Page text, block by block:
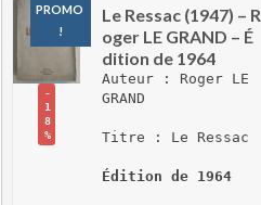
PROMO
!
-
1
8
%
Le Ressac (1947) – R
oger LE GRAND – É
dition de 1964
Auteur : Roger LE
GRAND
Titre : Le Ressac
Édition de 1964